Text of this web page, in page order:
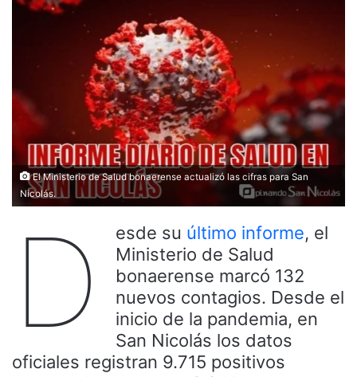
El Ministerio de Salud bonaerense actualizó las cifras para San
Nicolás.
D esde su último informe, el
Ministerio de Salud
bonaerense marcó 132
nuevos contagios. Desde el
inicio de la pandemia, en
San Nicolás los datos
oficiales registran 9.715 positivos